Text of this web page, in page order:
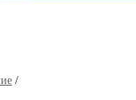
/